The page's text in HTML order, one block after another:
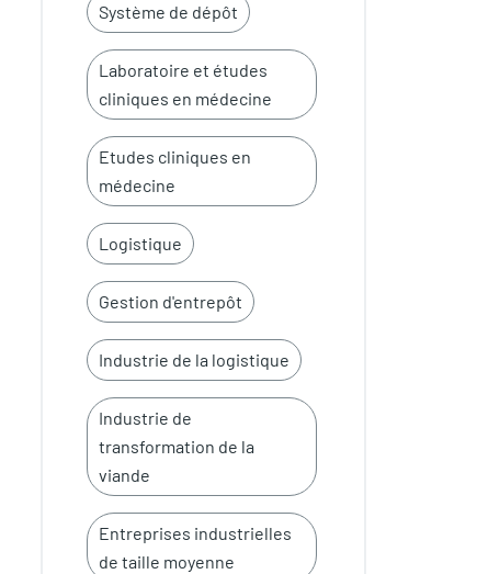
Système de dépôt
Laboratoire et études
cliniques en médecine
Etudes cliniques en
médecine
Logistique
Gestion d'entrepôt
Industrie de la logistique
Industrie de
transformation de la
viande
Entreprises industrielles
de taille moyenne